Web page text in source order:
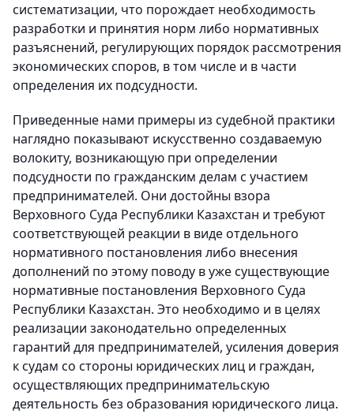
систематизации, что порождает необходимость
разработки и принятия норм либо нормативных
разъяснений, регулирующих порядок рассмотрения
экономических споров, в том числе и в части
определения их подсудности.
Приведенные нами примеры из судебной практики
наглядно показывают искусственно создаваемую
волокиту, возникающую при определении
подсудности по гражданским делам с участием
предпринимателей. Они достойны взора
Верховного Суда Республики Казахстан и требуют
соответствующей реакции в виде отдельного
нормативного постановления либо внесения
дополнений по этому поводу в уже существующие
нормативные постановления Верховного Суда
Республики Казахстан. Это необходимо и в целях
реализации законодательно определенных
гарантий для предпринимателей, усиления доверия
к судам со стороны юридических лиц и граждан,
осуществляющих предпринимательскую
деятельность без образования юридического лица.